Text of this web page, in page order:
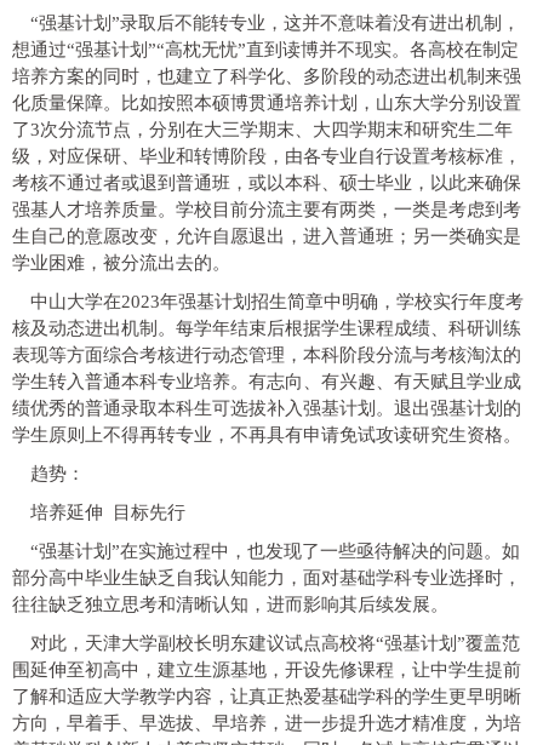
“强基计划”录取后不能转专业，这并不意味着没有进出机制，
想通过“强基计划”“高枕无忧”直到读博并不现实。各高校在制定
培养方案的同时，也建立了科学化、多阶段的动态进出机制来强
化质量保障。比如按照本硕博贯通培养计划，山东大学分别设置
了3次分流节点，分别在大三学期末、大四学期末和研究生二年
级，对应保研、毕业和转博阶段，由各专业自行设置考核标准，
考核不通过者或退到普通班，或以本科、硕士毕业，以此来确保
强基人才培养质量。学校目前分流主要有两类，一类是考虑到考
生自己的意愿改变，允许自愿退出，进入普通班；另一类确实是
学业困难，被分流出去的。
中山大学在2023年强基计划招生简章中明确，学校实行年度考
核及动态进出机制。每学年结束后根据学生课程成绩、科研训练
表现等方面综合考核进行动态管理，本科阶段分流与考核淘汰的
学生转入普通本科专业培养。有志向、有兴趣、有天赋且学业成
绩优秀的普通录取本科生可选拔补入强基计划。退出强基计划的
学生原则上不得再转专业，不再具有申请免试攻读研究生资格。
趋势：
培养延伸 目标先行
“强基计划”在实施过程中，也发现了一些亟待解决的问题。如
部分高中毕业生缺乏自我认知能力，面对基础学科专业选择时，
往往缺乏独立思考和清晰认知，进而影响其后续发展。
对此，天津大学副校长明东建议试点高校将“强基计划”覆盖范
围延伸至初高中，建立生源基地，开设先修课程，让中学生提前
了解和适应大学教学内容，让真正热爱基础学科的学生更早明晰
方向，早着手、早选拔、早培养，进一步提升选才精准度，为培